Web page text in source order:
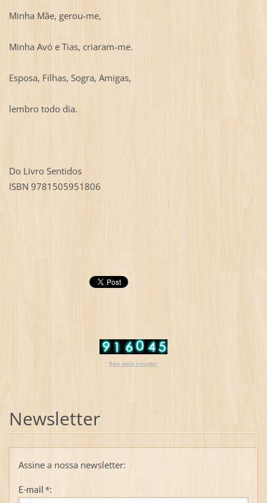
Minha Mãe, gerou-me,
Minha Avó e Tias, criaram-me.
Esposa, Filhas, Sogra, Amigas,
lembro todo dia.
Do Livro Sentidos
ISBN 9781505951806
free web counter
Newsletter
Assine a nossa newsletter:
E-mail *: